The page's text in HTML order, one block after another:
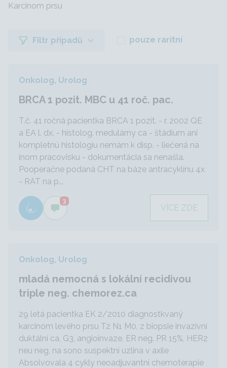
Karcinom prsu
Filtr případů pouze raritní
Onkolog, Urolog
BRCA 1 pozit. MBC u 41 roč. pac.
T.č. 41 ročná pacientka BRCA 1 pozit. - r. 2002 QE
a EA l. dx. - histolog. medulárny ca - štádium ani
kompletnú histologiu nemám k disp. - liečená na
inom pracovisku - dokumentácia sa nenašla.
Pooperačne podaná CHT na báze antracyklínu 4x
- RAT na p...
3
VÍCE ZDE
Onkolog, Urolog
mladá nemocná s lokální recidivou
triple neg. chemorez.ca
29 letá pacientka EK 2/2010 diagnostkvaný
karcinom levého prsu T2 N1 M0, z biopsie invazivní
duktální ca, G3, angioinvaze, ER neg. PR 15%, HER2
neu neg, na sono suspektní uzlina v axile
Absolvovala 4 cykly neoadjuvantní chemoterapie